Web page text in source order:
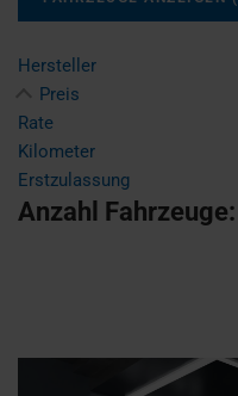
Hersteller
Preis
Rate
Kilometer
Erstzulassung
Anzahl Fahrzeuge: